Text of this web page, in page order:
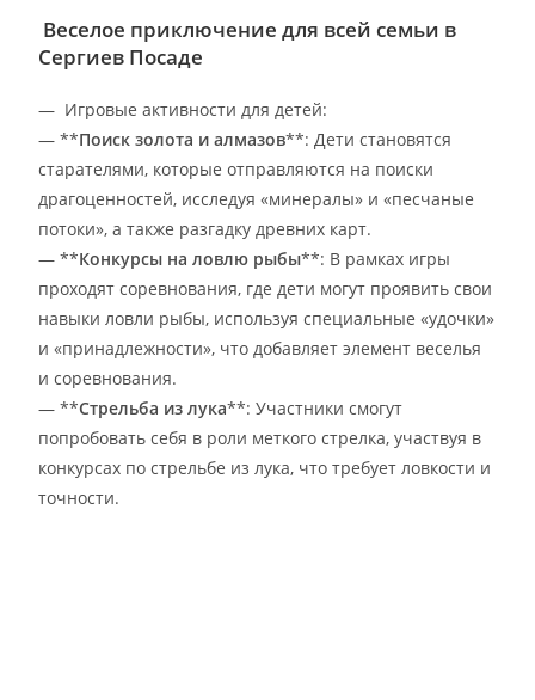
Веселое приключение для всей семьи в
Сергиев Посаде
— Игровые активности для детей:
— **Поиск золота и алмазов**: Дети становятся
старателями, которые отправляются на поиски
драгоценностей, исследуя «минералы» и «песчаные
потоки», а также разгадку древних карт.
— **Конкурсы на ловлю рыбы**: В рамках игры
проходят соревнования, где дети могут проявить свои
навыки ловли рыбы, используя специальные «удочки»
и «принадлежности», что добавляет элемент веселья
и соревнования.
— **Стрельба из лука**: Участники смогут
попробовать себя в роли меткого стрелка, участвуя в
конкурсах по стрельбе из лука, что требует ловкости и
точности.